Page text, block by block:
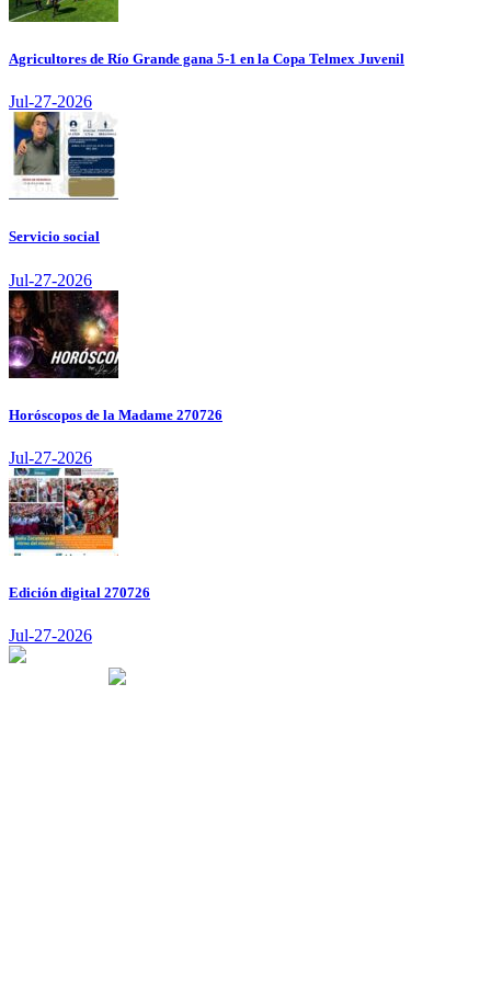
Agricultores de Río Grande gana 5-1 en la Copa Telmex Juvenil
Jul-27-2026
Servicio social
Jul-27-2026
Horóscopos de la Madame 270726
Jul-27-2026
Edición digital 270726
Jul-27-2026